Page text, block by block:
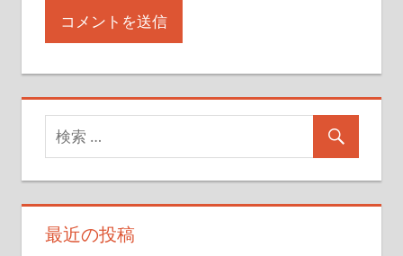
最近の投稿